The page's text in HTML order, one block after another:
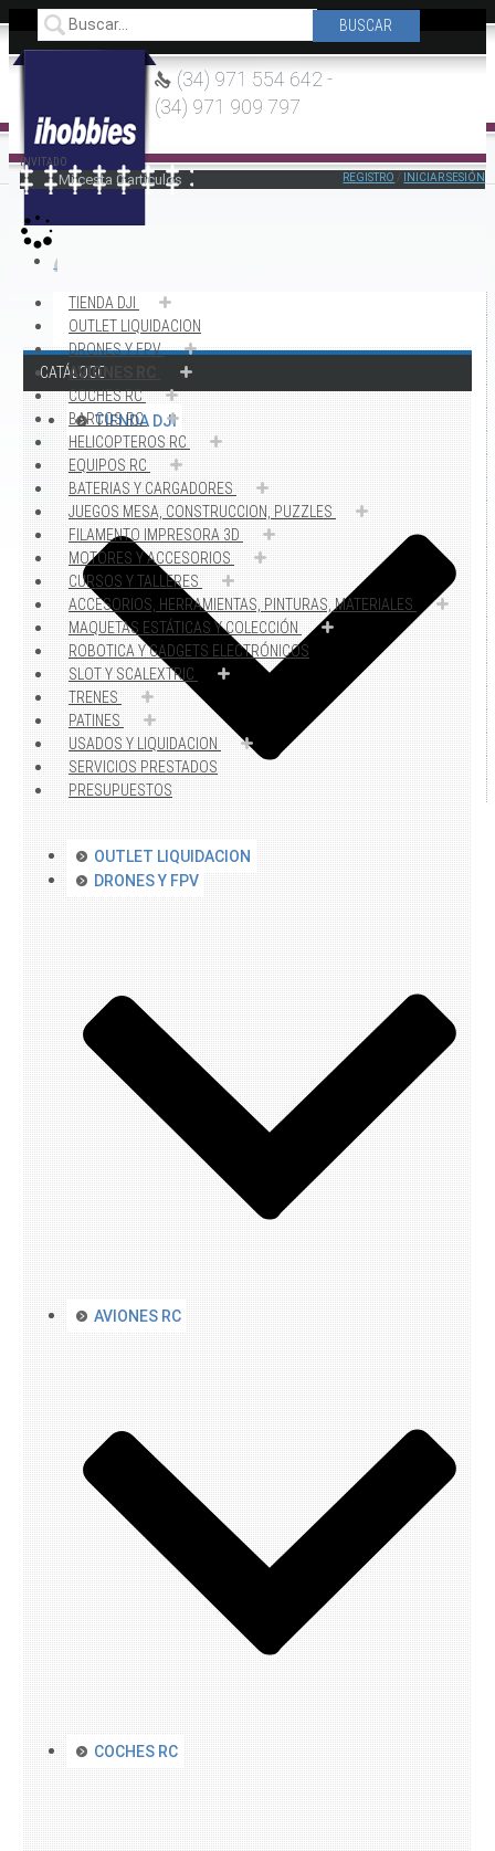
(34) 971 554 642 -
(34) 971 909 797
INVITADO
REGISTRO
INICIAR SESIÓN
Mi cesta 0artículos
TIENDA DJI
OUTLET LIQUIDACION
DRONES Y FPV
AVIONES RC
COCHES RC
BARCOS RC
HELICOPTEROS RC
EQUIPOS RC
BATERIAS Y CARGADORES
JUEGOS MESA, CONSTRUCCION, PUZZLES
FILAMENTO IMPRESORA 3D
MOTORES Y ACCESORIOS
CURSOS Y TALLERES
ACCESORIOS, HERRAMIENTAS, PINTURAS, MATERIALES
MAQUETAS ESTÁTICAS Y COLECCIÓN
ROBOTICA Y GADGETS ELECTRÓNICOS
SLOT Y SCALEXTRIC
TRENES
PATINES
USADOS Y LIQUIDACION
SERVICIOS PRESTADOS
PRESUPUESTOS
CATÁLOGO
TIENDA DJI
OUTLET LIQUIDACION
DRONES Y FPV
AVIONES RC
COCHES RC